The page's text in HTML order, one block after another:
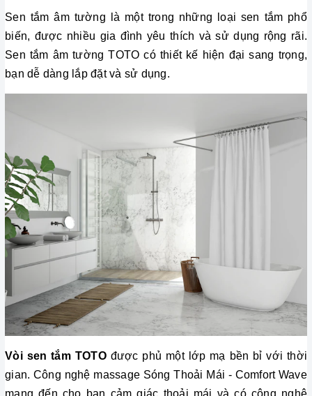
Sen tắm âm tường là một trong những loại sen tắm phổ
biến, được nhiều gia đình yêu thích và sử dụng rộng rãi.
Sen tắm âm tường TOTO có thiết kế hiện đại sang trọng,
bạn dễ dàng lắp đặt và sử dụng.
Vòi sen tắm TOTO được phủ một lớp mạ bền bỉ với thời
gian. Công nghệ massage Sóng Thoải Mái - Comfort Wave